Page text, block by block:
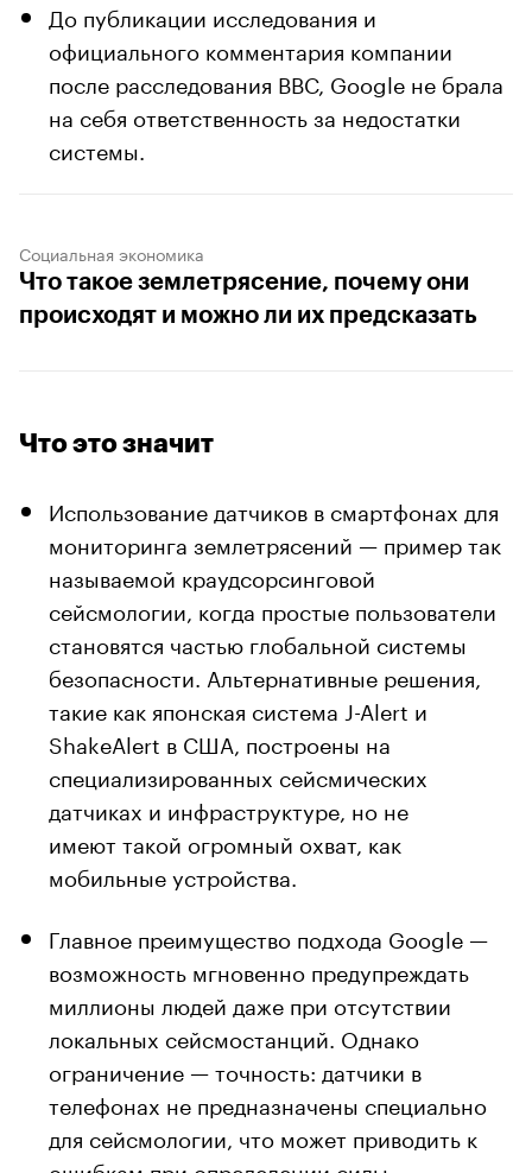
До публикации исследования и
официального комментария компании
после расследования BBC, Google не брала
на себя ответственность за недостатки
системы.
Социальная экономика
Что такое землетрясение, почему они
происходят и можно ли их предсказать
Что это значит
Использование датчиков в смартфонах для
мониторинга землетрясений — пример так
называемой краудсорсинговой
сейсмологии, когда простые пользователи
становятся частью глобальной системы
безопасности. Альтернативные решения,
такие как японская система J-Alert и
ShakeAlert в США, построены на
специализированных сейсмических
датчиках и инфраструктуре, но не
имеют такой огромный охват, как
мобильные устройства.
Главное преимущество подхода Google —
возможность мгновенно предупреждать
миллионы людей даже при отсутствии
локальных сейсмостанций. Однако
ограничение — точность: датчики в
телефонах не предназначены специально
для сейсмологии, что может приводить к